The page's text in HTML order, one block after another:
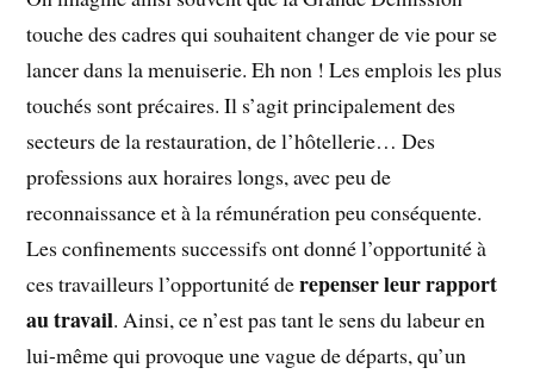
touche des cadres qui souhaitent changer de vie pour se
lancer dans la menuiserie. Eh non ! Les emplois les plus
touchés sont précaires. Il s’agit principalement des
secteurs de la restauration, de l’hôtellerie… Des
professions aux horaires longs, avec peu de
reconnaissance et à la rémunération peu conséquente.
Les confinements successifs ont donné l’opportunité à
ces travailleurs l’opportunité derepenser leur rapport
au travail. Ainsi, ce n’est pas tant le sens du labeur en
lui-même qui provoque une vague de départs, qu’un